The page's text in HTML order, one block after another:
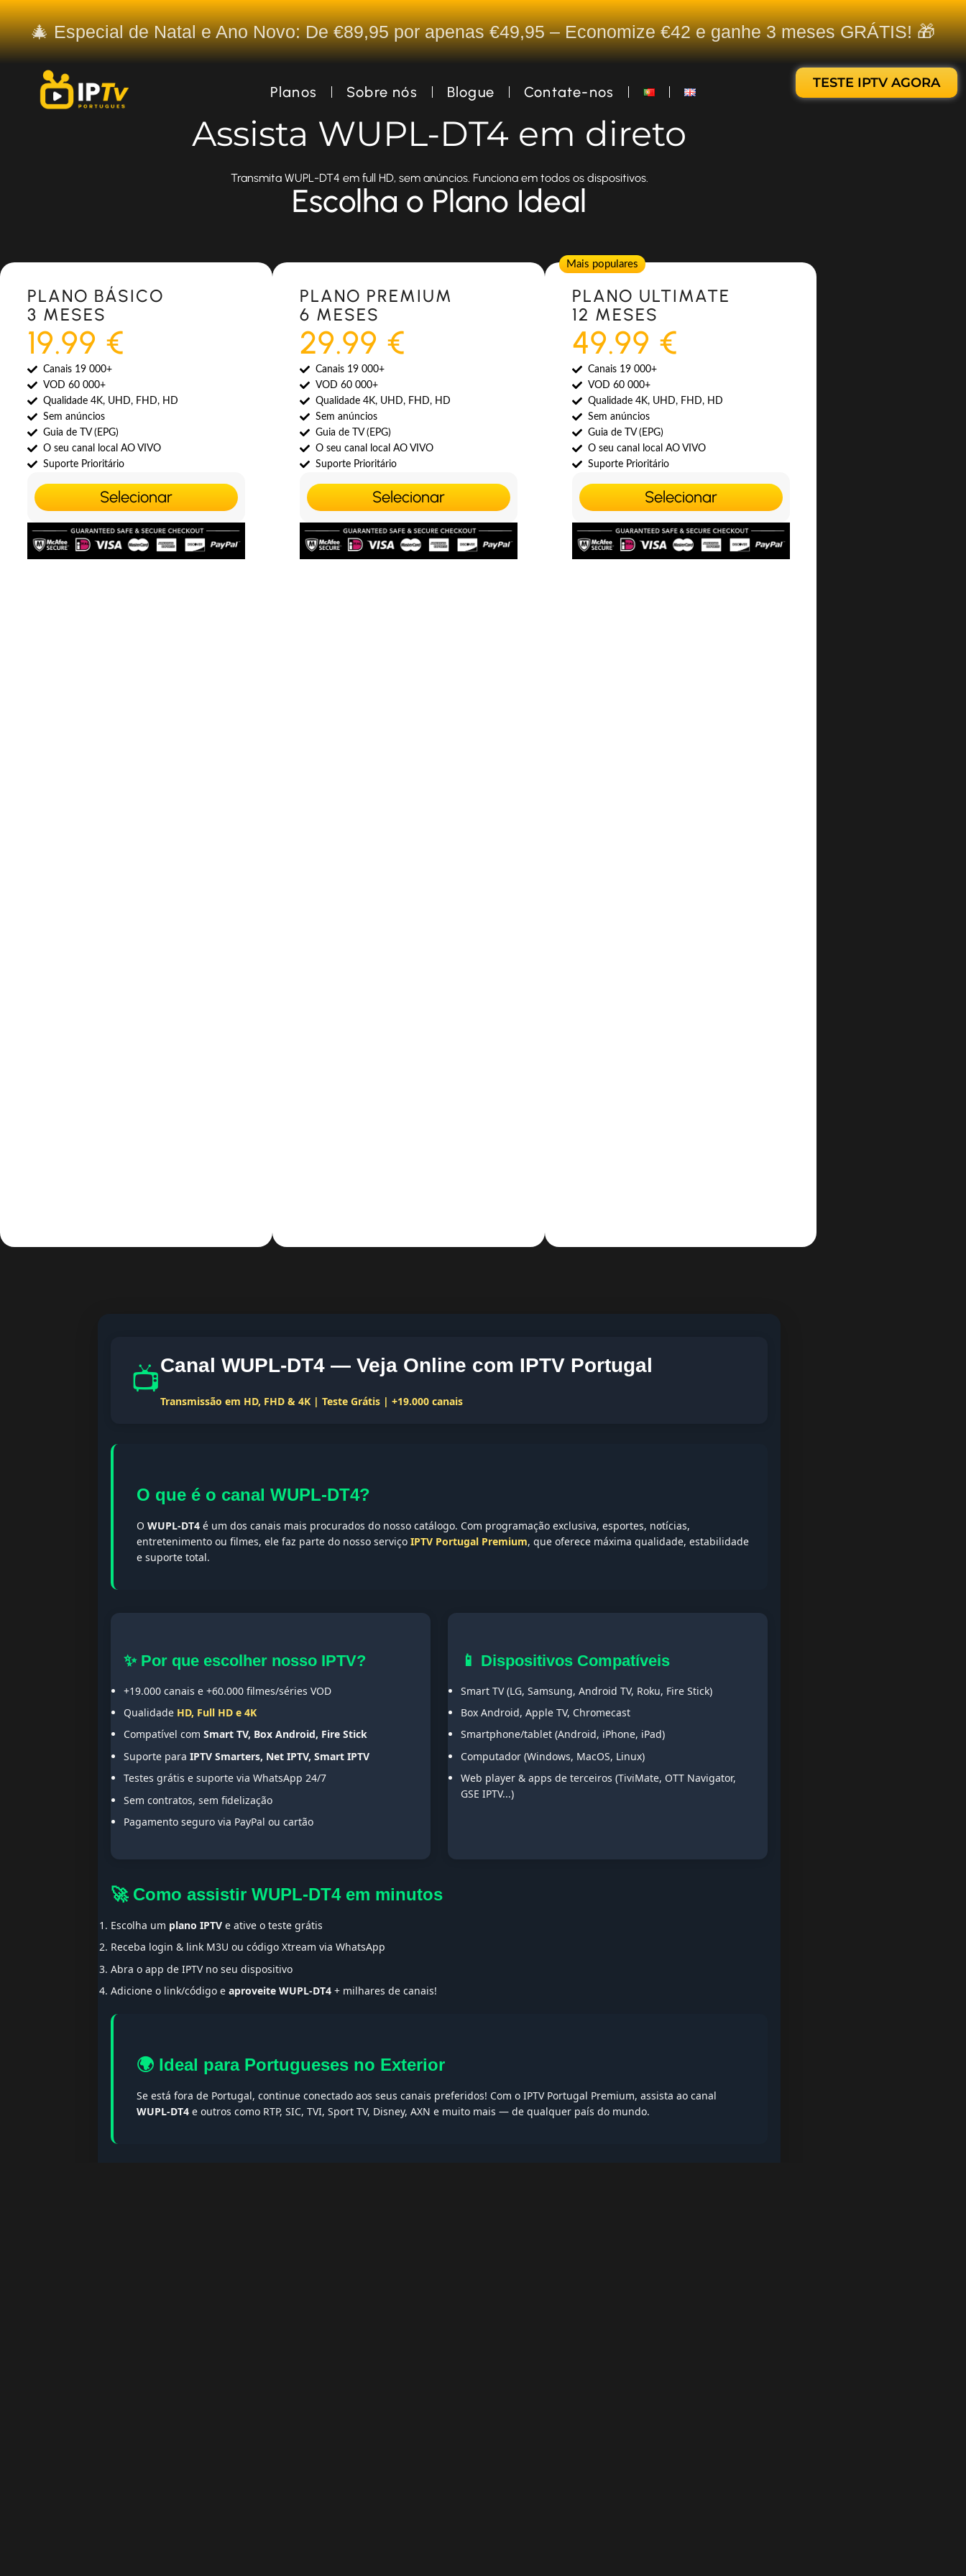
🎄 Especial de Natal e Ano Novo: De €89,95 por apenas €49,95 – Economize €42 e ganhe 3 meses GRÁTIS! 🎁
Planos Sobre nós Blogue Contate-nos
TESTE IPTV AGORA
Assista WUPL-DT4 em direto
Transmita WUPL-DT4 em full HD, sem anúncios. Funciona em todos os dispositivos.
Escolha o Plano Ideal
Most Popular
PLANO BÁSICO
3 MESES
19.99 €
Canais 19 000+
VOD 60 000+
Qualidade 4K, UHD, FHD, HD
Sem anúncios
Guia de TV (EPG)
O seu canal local AO VIVO
Suporte Prioritário
Selecionar
Most Popular
PLANO PREMIUM
6 MESES
29.99 €
Canais 19 000+
VOD 60 000+
Qualidade 4K, UHD, FHD, HD
Sem anúncios
Guia de TV (EPG)
O seu canal local AO VIVO
Suporte Prioritário
Selecionar
Mais populares
PLANO ULTIMATE
12 MESES
49.99 €
Canais 19 000+
VOD 60 000+
Qualidade 4K, UHD, FHD, HD
Sem anúncios
Guia de TV (EPG)
O seu canal local AO VIVO
Suporte Prioritário
Selecionar
📺Canal WUPL-DT4 — Veja Online com IPTV Portugal
Transmissão em HD, FHD & 4K | Teste Grátis | +19.000 canais
O que é o canal WUPL-DT4?
O WUPL-DT4 é um dos canais mais procurados do nosso catálogo. Com programação exclusiva, esportes, notícias,
entretenimento ou filmes, ele faz parte do nosso serviço IPTV Portugal Premium, que oferece máxima qualidade, estabilidade
e suporte total.
✨ Por que escolher nosso IPTV?
+19.000 canais e +60.000 filmes/séries VOD
Qualidade HD, Full HD e 4K
Compatível com Smart TV, Box Android, Fire Stick
Suporte para IPTV Smarters, Net IPTV, Smart IPTV
Testes grátis e suporte via WhatsApp 24/7
Sem contratos, sem fidelização
Pagamento seguro via PayPal ou cartão
📱 Dispositivos Compatíveis
Smart TV (LG, Samsung, Android TV, Roku, Fire Stick)
Box Android, Apple TV, Chromecast
Smartphone/tablet (Android, iPhone, iPad)
Computador (Windows, MacOS, Linux)
Web player & apps de terceiros (TiviMate, OTT Navigator,
GSE IPTV...)
🚀 Como assistir WUPL-DT4 em minutos
Escolha um plano IPTV e ative o teste grátis
Receba login & link M3U ou código Xtream via WhatsApp
Abra o app de IPTV no seu dispositivo
Adicione o link/código e aproveite WUPL-DT4 + milhares de canais!
🌍 Ideal para Portugueses no Exterior
Se está fora de Portugal, continue conectado aos seus canais preferidos! Com o IPTV Portugal Premium, assista ao canal
WUPL-DT4 e outros como RTP, SIC, TVI, Sport TV, Disney, AXN e muito mais — de qualquer país do mundo.